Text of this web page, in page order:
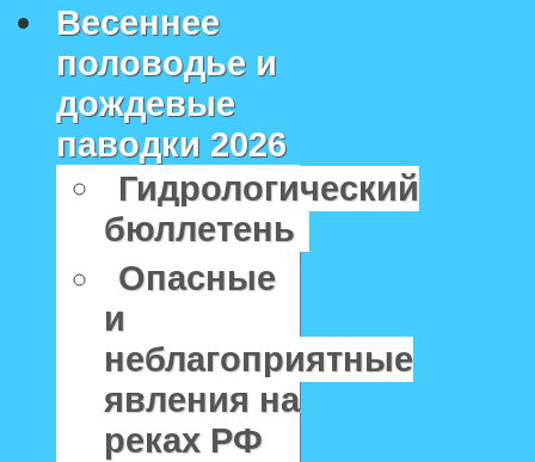
Весеннее
половодье и
дождевые
паводки 2026
Гидрологический
бюллетень
Опасные
и
неблагоприятные
явления на
реках РФ